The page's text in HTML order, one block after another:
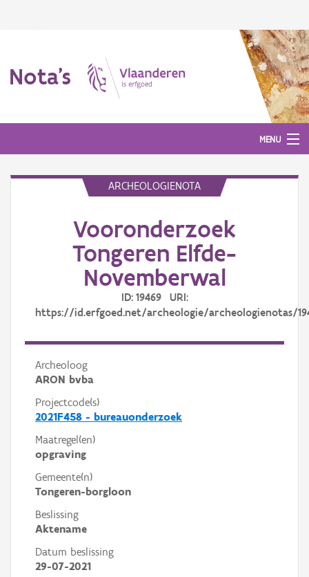
Nota's
MENU
ARCHEOLOGIENOTA
Vooronderzoek
Tongeren Elfde-
Novemberwal
ID: 19469 URI:
https://id.erfgoed.net/archeologie/archeologienotas/
Archeoloog
ARON bvba
Projectcode(s)
2021F458 - bureauonderzoek
Maatregel(en)
opgraving
Gemeente(n)
Tongeren-borgloon
Beslissing
Aktename
Datum beslissing
29-07-2021